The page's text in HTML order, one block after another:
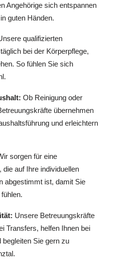
Angehörige sich entspannen
guten Händen.
qualifizierten
bei der Körperpflege,
So fühlen Sie sich
Ob Reinigung oder
übernehmen
und erleichtern
sorgen für eine
auf Ihre individuellen
abgestimmt ist, damit Sie
Unsere Betreuungskräfte
Transfers, helfen Ihnen bei
Sie gern zu